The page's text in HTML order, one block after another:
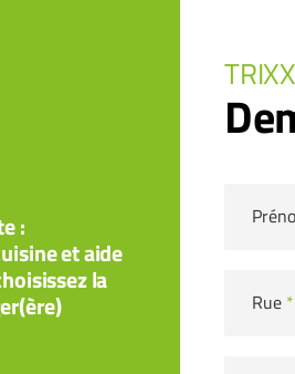
:
et aide
la
Rue *